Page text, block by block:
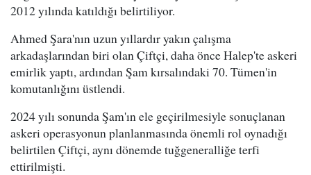
2012 yılında katıldığı belirtiliyor.
Ahmed Şara'nın uzun yıllardır yakın çalışma
arkadaşlarından biri olan Çiftçi, daha önce Halep'te askeri
emirlik yaptı, ardından Şam kırsalındaki 70. Tümen'in
komutanlığını üstlendi.
2024 yılı sonunda Şam'ın ele geçirilmesiyle sonuçlanan
askeri operasyonun planlanmasında önemli rol oynadığı
belirtilen Çiftçi, aynı dönemde tuğgeneralliğe terfi
ettirilmişti.